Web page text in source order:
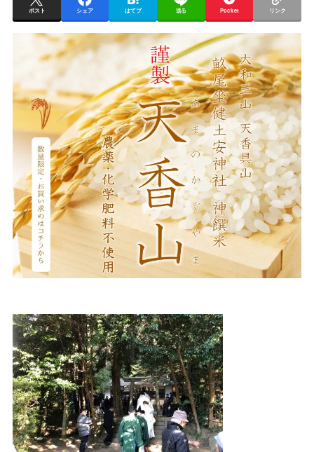
ポスト シェア はてブ 送る Pocket リンク